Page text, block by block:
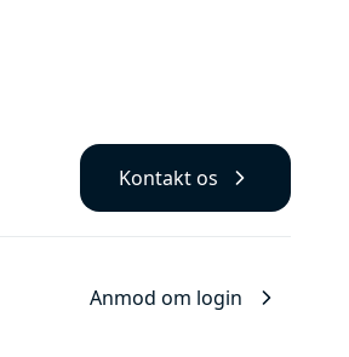
Kontakt os
Anmod om login